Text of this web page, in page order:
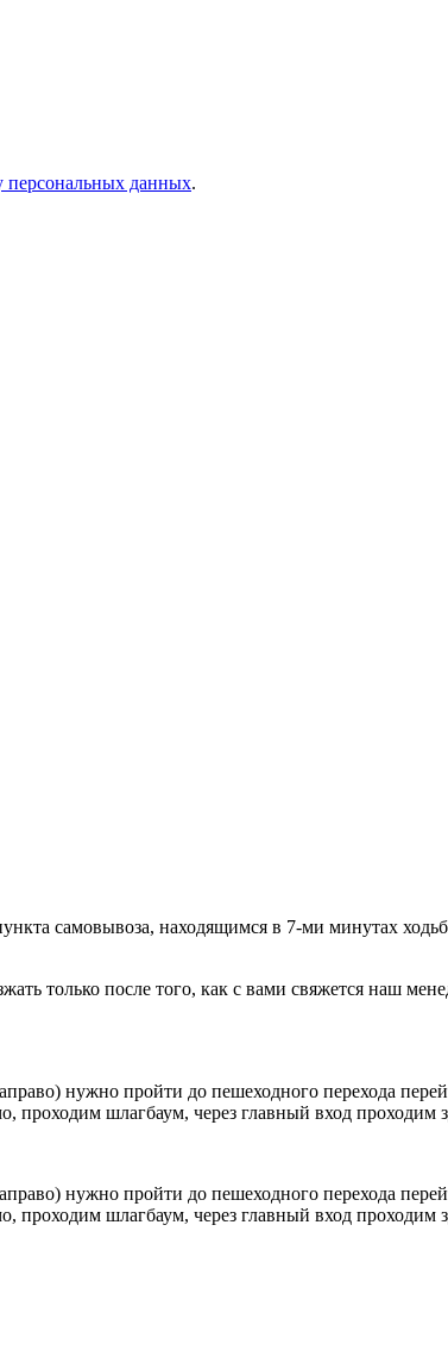
персональных данных.
самовывоза, находящимся в 7-ми минутах
только после того, как с вами свяжется наш
нужно пройти до пешеходного перехода
шлагбаум, через главный вход проходим
нужно пройти до пешеходного перехода
шлагбаум, через главный вход проходим